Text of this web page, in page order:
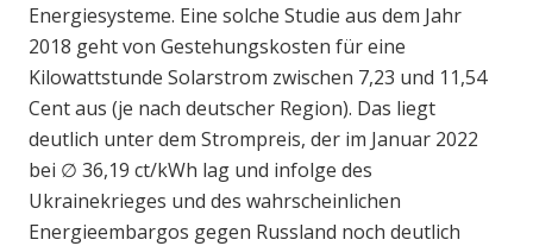
Energiesysteme. Eine solche Studie aus dem Jahr
2018 geht von Gestehungskosten für eine
Kilowattstunde Solarstrom zwischen 7,23 und 11,54
Cent aus (je nach deutscher Region). Das liegt
deutlich unter dem Strompreis, der im Januar 2022
bei ∅ 36,19 ct/kWh lag und infolge des
Ukrainekrieges und des wahrscheinlichen
Energieembargos gegen Russland noch deutlich